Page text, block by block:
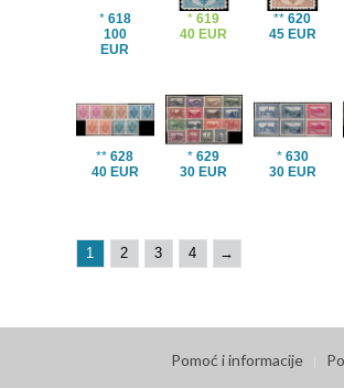
* 618
100
EUR
*619
40 EUR
**620
45 EUR
**628
40 EUR
*629
30 EUR
* 630
30 EUR
1 2 3 4 →
Pomoć i informacije